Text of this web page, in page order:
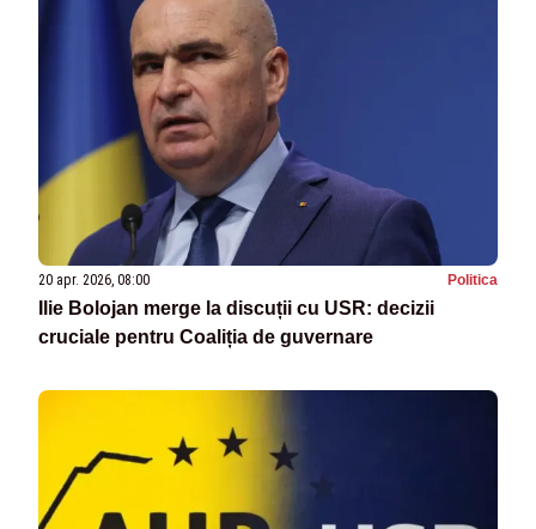
20 apr. 2026, 08:00 Politica
Ilie Bolojan merge la discuții cu USR: decizii
cruciale pentru Coaliția de guvernare